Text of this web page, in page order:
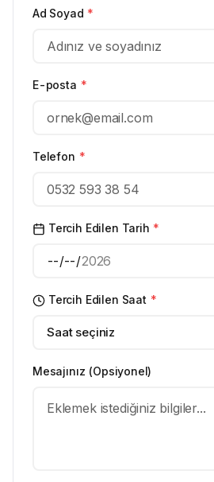
Ad Soyad *
E-posta *
Telefon *
Tercih Edilen Tarih *
Tercih Edilen Saat *
Saat seçiniz
Mesajınız (Opsiyonel)